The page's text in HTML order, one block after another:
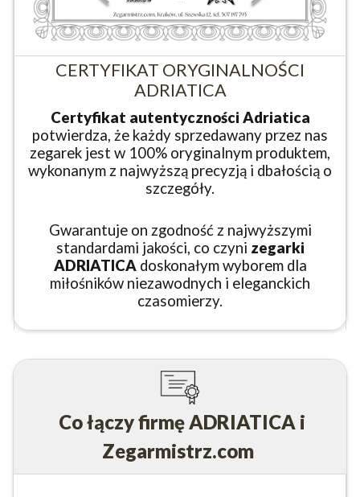
CERTYFIKAT ORYGINALNOŚCI
ADRIATICA
Certyfikat autentyczności Adriatica
potwierdza, że każdy sprzedawany przez nas
zegarek jest w 100% oryginalnym produktem,
wykonanym z najwyższą precyzją i dbałością o
szczegóły.
Gwarantuje on zgodność z najwyższymi
standardami jakości, co czyni zegarki
ADRIATICA doskonałym wyborem dla
miłośników niezawodnych i eleganckich
czasomierzy.
Co łączy firmę ADRIATICA i
Zegarmistrz.com